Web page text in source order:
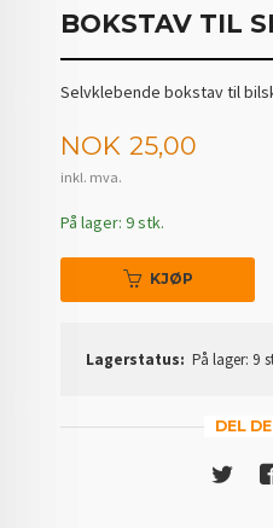
BOKSTAV TIL
Selvklebende bokstav til
Pris
NOK 25,00
inkl. mva.
På lager: 9 stk.
KJØP
Lagerstatus: På lager: 9
DEL